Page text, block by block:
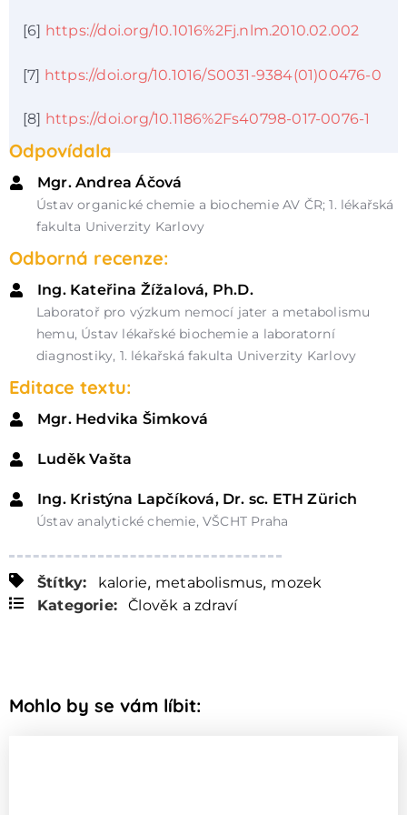
[6] https://doi.org/10.1016%2Fj.nlm.2010.02.002
[7] https://doi.org/10.1016/S0031-9384(01)00476-0
[8] https://doi.org/10.1186%2Fs40798-017-0076-1
Odpovídala
Mgr. Andrea Áčová
Ústav organické chemie a biochemie AV ČR; 1. lékařská
fakulta Univerzity Karlovy
Odborná recenze:
Ing. Kateřina Žížalová, Ph.D.
Laboratoř pro výzkum nemocí jater a metabolismu
hemu, Ústav lékařské biochemie a laboratorní
diagnostiky, 1. lékařská fakulta Univerzity Karlovy
Editace textu:
Mgr. Hedvika Šimková
Luděk Vašta
Ing. Kristýna Lapčíková, Dr. sc. ETH Zürich
Ústav analytické chemie, VŠCHT Praha
Štítky: kalorie, metabolismus, mozek
Kategorie:
Člověk a zdraví
Mohlo by se vám líbit: